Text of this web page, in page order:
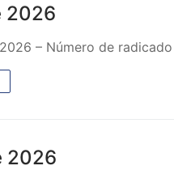
2026
– Número de
2026